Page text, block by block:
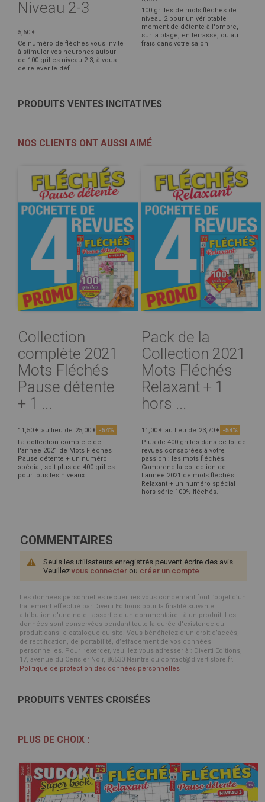
Niveau 2-3
5,60 €
Ce numéro de fléchés vous invite
à stimuler vos neurones autour
de 100 grilles niveau 2-3, à vous
de relever le défi.
100 grilles de mots fléchés de
niveau 2 pour un vériotable
moment de détente à l'ombre,
sur la plage, en terrasse, ou au
frais dans votre salon
PRODUITS VENTES INCITATIVES
NOS CLIENTS ONT AUSSI AIMÉ
Collection
complète 2021
Mots Fléchés
Pause détente
+ 1 ...
11,50 € au lieu de 25,00 € -54%
La collection complète de
l'année 2021 de Mots Fléchés
Pause détente + un numéro
spécial, soit plus de 400 grilles
pour tous les niveaux.
Pack de la
Collection 2021
Mots Fléchés
Relaxant + 1
hors ...
11,00 € au lieu de 23,70 € -54%
Plus de 400 grilles dans ce lot de
revues consacrées à votre
passion : les mots fléchés.
Comprend la collection de
l'année 2021 de mots fléchés
Relaxant + un numéro spécial
hors série 100% fléchés.
COMMENTAIRES
Seuls les utilisateurs enregistrés peuvent écrire des avis.
Veuillez vous connecter ou créer un compte
Les données personnelles recueillies vous concernant font l’objet d’un
traitement effectué par Diverti Editions pour la finalité suivante :
attribution d'une note - assortie d'un commentaire - à un produit. Les
données sont conservées pendant toute la durée d'existence du
produit dans le catalogue du site. Vous bénéficiez d’un droit d’accès,
de rectification, de portabilité, d’effacement de vos données
personnelles. Pour l’exercer, veuillez vous adresser à : Diverti Editions,
17, avenue du Cerisier Noir, 86530 Naintré ou contact@divertistore.fr.
Politique de protection des données personnelles
PRODUITS VENTES CROISÉES
PLUS DE CHOIX :